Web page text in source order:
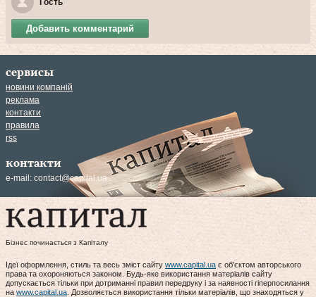
Добавить комментарий
сервисы
новини компаній
реклама
контакти
правила
rss
контакти
e-mail: contact@capital.ua
Бізнес починається з Капіталу
Ідеї оформлення, стиль та весь зміст сайту www.capital.ua є об'єктом авторського
права та охороняються законом. Будь-яке використання матеріалів сайту
допускається тільки при дотриманні правил передруку і за наявності гіперпосилання
на www.capital.ua . Дозволяється використання тільки матеріалів, що знаходяться у